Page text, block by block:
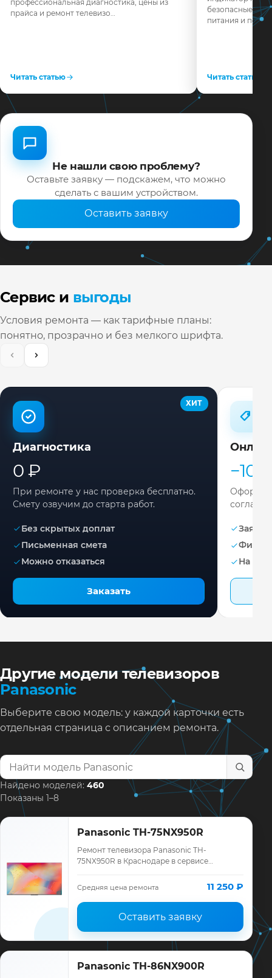
профессиональная диагностика, цены из
прайса и ремонт телевизо…
Читать статью
безопасные
питания и
Читать статью
Не нашли свою проблему?
Оставьте заявку — подскажем, что можно
сделать с вашим устройством.
Оставить заявку
Сервис и выгоды
Условия ремонта — как тарифные планы:
понятно, прозрачно и без мелкого шрифта.
ХИТ
Диагностика
0 ₽
При ремонте у нас проверка бесплатно.
Смету озвучим до старта работ.
Без скрытых доплат
Письменная смета
Можно отказаться
Заказать
−10%
Заявка
На
Другие модели телевизоров
Panasonic
Выберите свою модель: у каждой карточки есть
отдельная страница с описанием ремонта.
Найти модель телевизора
Найдено моделей: 460
Показаны 1–8
Panasonic TH-75NX950R
Ремонт телевизора Panasonic TH-
75NX950R в Краснодаре в сервисе
Panasonic, смета до ремонта, запчасти и
гарантия до 12 мес…
Средняя цена ремонта 11 250 ₽
Оставить заявку
Panasonic TH-86NX900R